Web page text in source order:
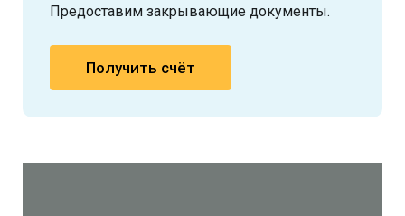
Предоставим закрывающие документы.
Получить счёт